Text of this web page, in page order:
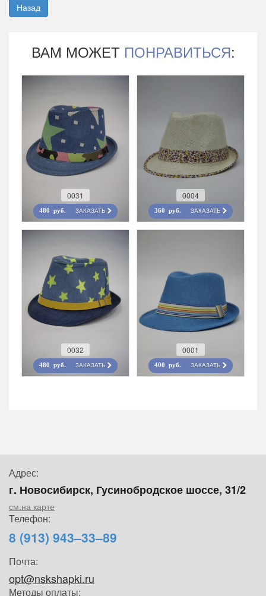
Назад
ВАМ МОЖЕТ ПОНРАВИТЬСЯ:
0031
480 руб. ЗАКАЗАТЬ
0004
360 руб. ЗАКАЗАТЬ
0032
480 руб. ЗАКАЗАТЬ
0001
400 руб. ЗАКАЗАТЬ
Адрес:
г. Новосибирск, Гусинобродское шоссе, 31/2
см.на карте
Телефон:
8 (913) 943–33–89
Почта:
opt@nskshapki.ru
Методы оплаты: